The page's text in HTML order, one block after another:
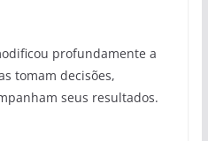
profundamente a
tomam decisões,
seus resultados.